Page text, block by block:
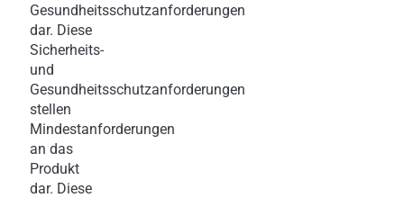
Gesundheitsschutzanforderungen
dar. Diese
Sicherheits-
und
Gesundheitsschutzanforderungen
stellen
Mindestanforderungen
an das
Produkt
dar. Diese